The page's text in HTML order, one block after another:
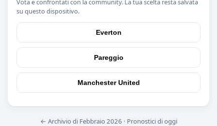
Vota e confrontati con la community. La tua scelta resta salvata
su questo dispositivo.
Everton
Pareggio
Manchester United
← Archivio di Febbraio 2026 · Pronostici di oggi